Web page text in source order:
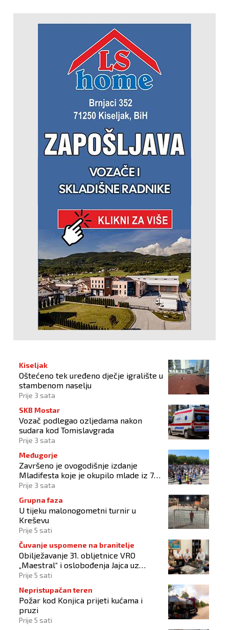
Kiseljak
Oštećeno tek uređeno dječje igralište u
stambenom naselju
Prije 3 sata
SKB Mostar
Vozač podlegao ozljedama nakon
sudara kod Tomislavgrada
Prije 3 sata
Međugorje
Završeno je ovogodišnje izdanje
Mladifesta koje je okupilo mlade iz 73
zemlje svijeta
Prije 3 sata
Grupna faza
U tijeku malonogometni turnir u
Kreševu
Prije 5 sati
Čuvanje uspomene na branitelje
Obilježavanje 31. obljetnice VRO
„Maestral“ i oslobođenja Jajca uz
pokroviteljstvo HNS-a BiH
Prije 5 sati
Nepristupačan teren
Požar kod Konjica prijeti kućama i
pruzi
Prije 5 sati